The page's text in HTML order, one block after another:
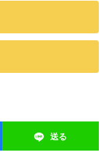
送る